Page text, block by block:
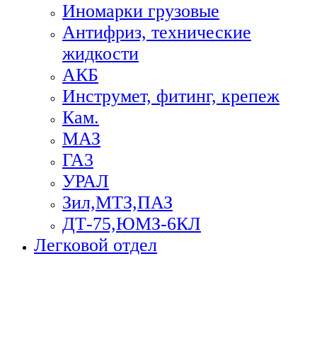
Иномарки грузовые
Антифриз, технические
жидкости
АКБ
Инструмет, фитинг, крепеж
Кам.
МАЗ
ГА3
УРАЛ
Зил,МТЗ,ПАЗ
ДТ-75,ЮМЗ-6КЛ
Легковой отдел